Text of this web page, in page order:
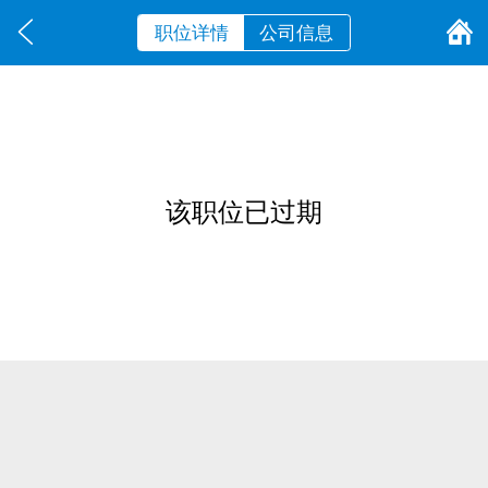
职位详情 公司信息
该职位已过期